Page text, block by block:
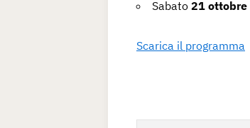
Sabato 21 ottobre
Scarica il programma